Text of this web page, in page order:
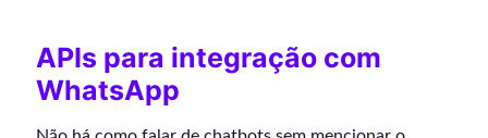
APIs para integração com
WhatsApp